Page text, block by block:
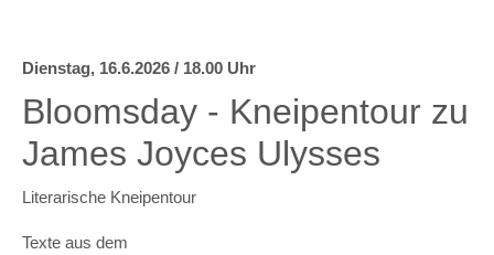
Aktuell
Veranstalter
Über diese Datenbank
Kontakt
facebook
Dienstag, 16.6.2026 / 18.00 Uhr
Bloomsday - Kneipentour zu
James Joyces Ulysses
Literarische Kneipentour
Texte aus dem